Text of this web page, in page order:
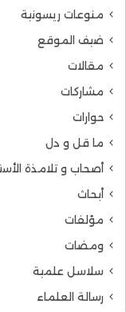
منوعات ريسونية
ضيف الموقع
مقالات
مشاركات
حوارات
ما قل و دل
أصحاب و تلامذة
أبحاث
مؤلفات
ومضات
سلاسل علمية
رسالة العلماء